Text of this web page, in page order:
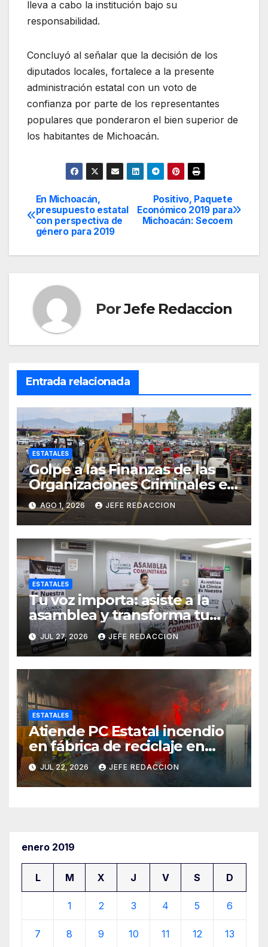
lleva a cabo la institución bajo su
responsabilidad.
Concluyó al señalar que la decisión de los
diputados locales, fortalece a la presente
administración estatal con un voto de
confianza por parte de los representantes
populares que ponderaron el bien superior de
los habitantes de Michoacán.
Navegación
de
entradas
Positivo, Paquete
Económico 2019 para
Michoacán: Secoem
En Michoacán,
presupuesto estatal
con perspectiva de
género para 2019
PorJefe Redaccion
Entrada relacionada
ESTATALES
Golpe a las Finanzas de las
Organizaciones Criminales en
Operativos
Interinstitucionales
AGO 1, 2026 JEFE REDACCION
ESTATALES
Tu voz importa: asiste a la
asamblea y transforma tu
clínica del IMSS-Bienestar
JUL 27, 2026 JEFE REDACCION
ESTATALES
Atiende PC Estatal incendio
en fábrica de reciclaje en
Morelia
JUL 22, 2026 JEFE REDACCION
enero 2019
L M X J V S D
1 2 3 4 5 6
7 8 9 10 11 12 13